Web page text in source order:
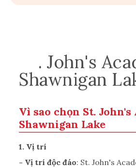
. John's
Shawnigan La
Vì sao chọn St.
Shawnigan Lake
1. Vị trí
- Vị trí độc đáo: St. John's